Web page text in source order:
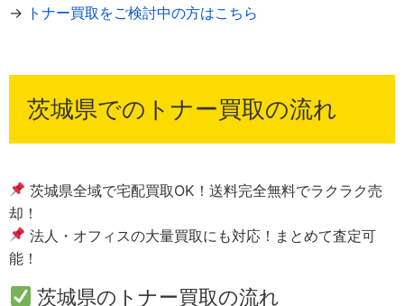
→ トナー買取をご検討中の方はこちら
茨城県でのトナー買取の流れ
茨城県全域で宅配買取OK！送料完全無料でラクラク売
却！
法人・オフィスの大量買取にも対応！まとめて査定可
能！
茨城県のトナー買取の流れ